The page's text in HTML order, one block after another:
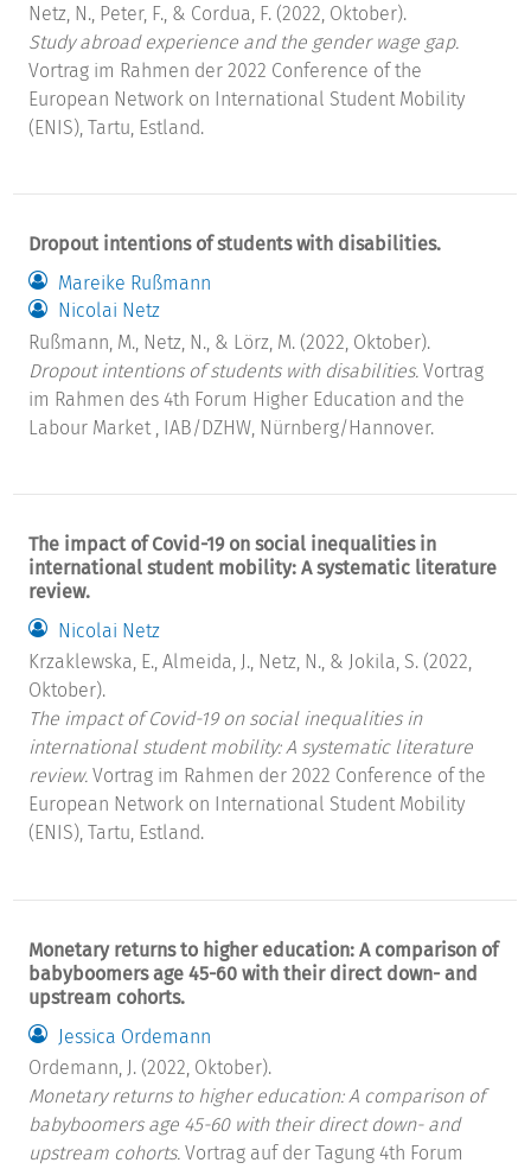
Netz, N., Peter, F., & Cordua, F. (2022, Oktober).
Study abroad experience and the gender wage gap.
Vortrag im Rahmen der 2022 Conference of the
European Network on International Student Mobility
(ENIS), Tartu, Estland.
Dropout intentions of students with disabilities.
Mareike Rußmann
Nicolai Netz
Rußmann, M., Netz, N., & Lörz, M. (2022, Oktober).
Dropout intentions of students with disabilities. Vortrag
im Rahmen des 4th Forum Higher Education and the
Labour Market , IAB/DZHW, Nürnberg/Hannover.
The impact of Covid-19 on social inequalities in
international student mobility: A systematic literature
review.
Nicolai Netz
Krzaklewska, E., Almeida, J., Netz, N., & Jokila, S. (2022,
Oktober).
The impact of Covid-19 on social inequalities in
international student mobility: A systematic literature
review. Vortrag im Rahmen der 2022 Conference of the
European Network on International Student Mobility
(ENIS), Tartu, Estland.
Monetary returns to higher education: A comparison of
babyboomers age 45-60 with their direct down- and
upstream cohorts.
Jessica Ordemann
Ordemann, J. (2022, Oktober).
Monetary returns to higher education: A comparison of
babyboomers age 45-60 with their direct down- and
upstream cohorts. Vortrag auf der Tagung 4th Forum